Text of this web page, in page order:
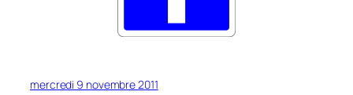
mercredi 9 novembre 2011